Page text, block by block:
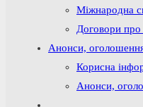
Міжнародна
Договори про
Анонси,
Корисна
Анонси,